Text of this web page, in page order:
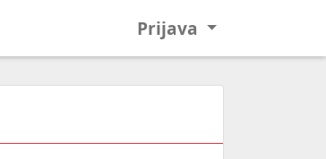
Prijava